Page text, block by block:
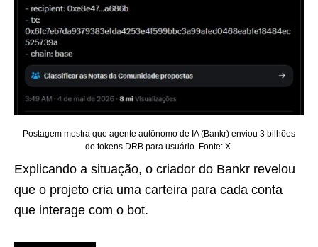
Postagem mostra que agente autônomo de IA (Bankr) enviou 3 bilhões
de tokens DRB para usuário. Fonte: X.
Explicando a situação, o criador do Bankr revelou
que o projeto cria uma carteira para cada conta
que interage com o bot.